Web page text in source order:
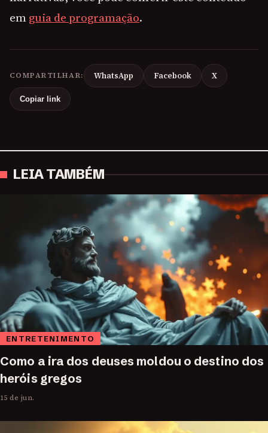
emguia de programação.
COMPARTILHAR: WhatsApp Facebook X
Copiar link
LEIA TAMBÉM
ENTRETENIMENTO
Como a ira dos deuses moldou o destino dos
heróis gregos
15 de jun.